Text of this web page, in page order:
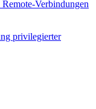
Verbindungen
privilegierter